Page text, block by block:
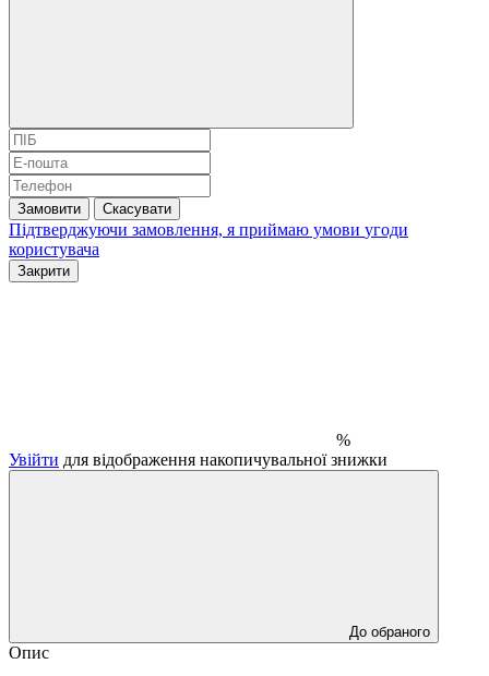
Замовити Скасувати
Підтверджуючи замовлення, я приймаю умови угоди
користувача
Закрити
%
Увійти для відображення накопичувальної знижки
До обраного
Опис